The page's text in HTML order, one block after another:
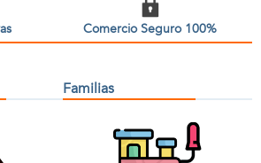
Comercio Seguro 100%
Familias